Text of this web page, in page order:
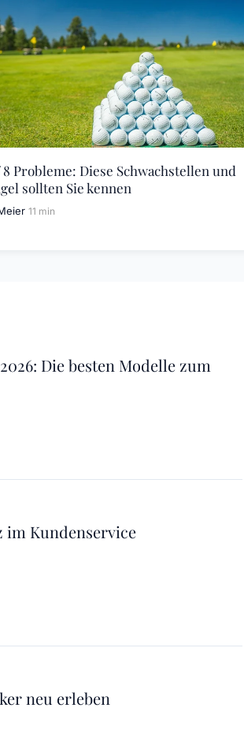
8 Probleme: Diese Schwachstellen und
sollten Sie kennen
11 min
Die besten Modelle zum
Kundenservice
neu erleben